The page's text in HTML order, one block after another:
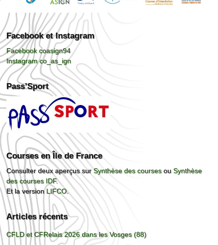
Facebook et Instagram
Facebook coasign94
Instagram co_as_ign
Pass’Sport
Courses en Île de France
Consulter deux aperçus surSynthèse des coursesouSynthèse
des courses IDF.
Et la versionLIFCO.
Articles récents
CFLD et CFRelais 2026 dans les Vosges (88)